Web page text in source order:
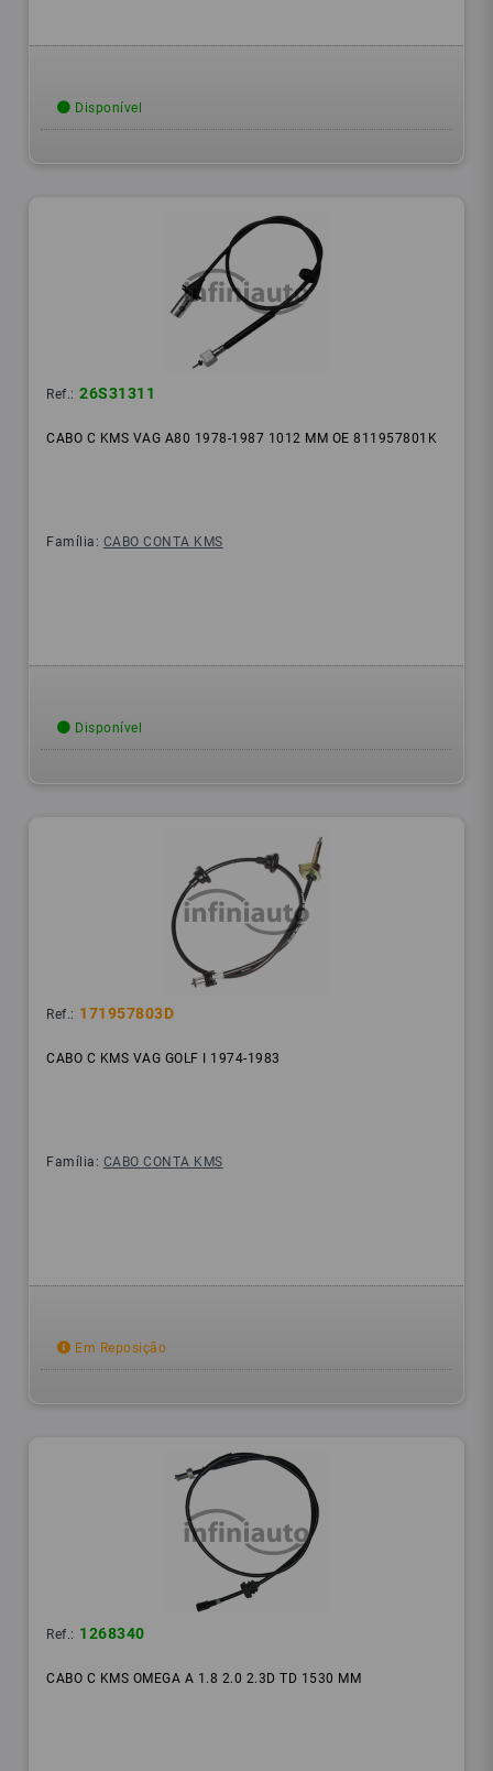
Disponível
Ref.: 26S31311
CABO C KMS VAG A80 1978-1987 1012 MM OE 811957801K
Família: CABO CONTA KMS
Disponível
Ref.: 171957803D
CABO C KMS VAG GOLF I 1974-1983
Família: CABO CONTA KMS
Em Reposição
Ref.: 1268340
CABO C KMS OMEGA A 1.8 2.0 2.3D TD 1530 MM